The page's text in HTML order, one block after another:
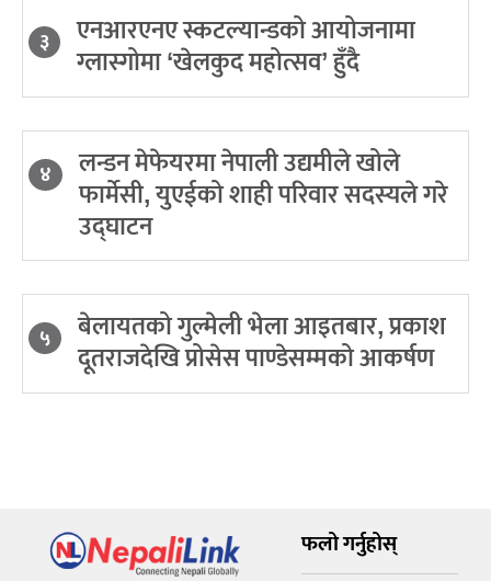
३ एनआरएनए स्कटल्यान्डको आयोजनामा
ग्लास्गोमा ‘खेलकुद महोत्सव’ हुँदै
४ लन्डन मेफेयरमा नेपाली उद्यमीले खोले
फार्मेसी, युएईको शाही परिवार सदस्यले गरे
उद्घाटन
५ बेलायतको गुल्मेली भेला आइतबार, प्रकाश
दूतराजदेखि प्रोसेस पाण्डेसम्मको आकर्षण
फलो गर्नुहोस्